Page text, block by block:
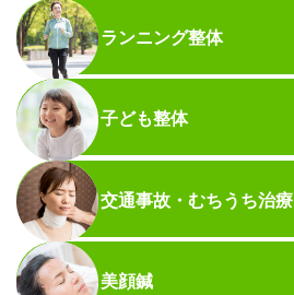
ランニング整体
子ども整体
交通事故・むちうち治療
美顔鍼